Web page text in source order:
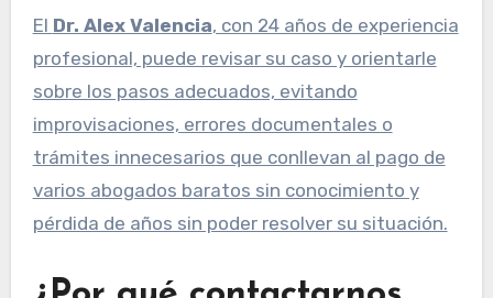
El Dr. Alex Valencia, con 24 años de experiencia
profesional, puede revisar su caso y orientarle
sobre los pasos adecuados, evitando
improvisaciones, errores documentales o
trámites innecesarios que conllevan al pago de
varios abogados baratos sin conocimiento y
pérdida de años sin poder resolver su situación.